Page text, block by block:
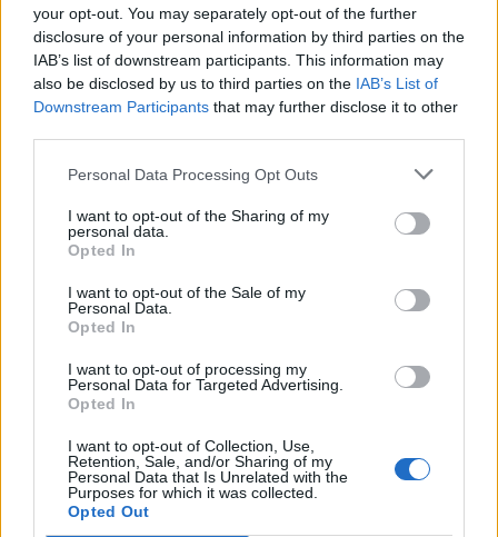
your opt-out. You may separately opt-out of the further
disclosure of your personal information by third parties on the
IAB’s list of downstream participants. This information may
also be disclosed by us to third parties on the IAB’s List of
Downstream Participants that may further disclose it to other
Personal Data Processing Opt Outs
I want to opt-out of the Sharing of my
personal data.
Opted In
I want to opt-out of the Sale of my
Personal Data.
Opted In
I want to opt-out of processing my
Personal Data for Targeted Advertising.
Opted In
I want to opt-out of Collection, Use,
Retention, Sale, and/or Sharing of my
Personal Data that Is Unrelated with the
Purposes for which it was collected.
Opted Out
2026. július 28., kedd
Szentségtörő üzenetek és
vandalizmus a medjugorjei Mária-
szobornál – térfigyelő rögzítette a